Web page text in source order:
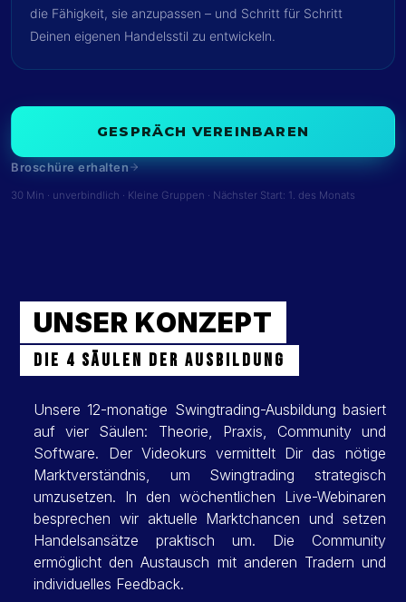
die Fähigkeit, sie anzupassen – und Schritt für Schritt
Deinen eigenen Handelsstil zu entwickeln.
GESPRÄCH VEREINBAREN
Broschüre erhalten
30 Min · unverbindlich · Kleine Gruppen · Nächster Start: 1. des Monats
UNSER KONZEPT
Die 4 Säulen der Ausbildung
Unsere 12-monatige Swingtrading-Ausbildung basiert
auf vier Säulen: Theorie, Praxis, Community und
Software. Der Videokurs vermittelt Dir das nötige
Marktverständnis, um Swingtrading strategisch
umzusetzen. In den wöchentlichen Live-Webinaren
besprechen wir aktuelle Marktchancen und setzen
Handelsansätze praktisch um. Die Community
ermöglicht den Austausch mit anderen Tradern und
individuelles Feedback.